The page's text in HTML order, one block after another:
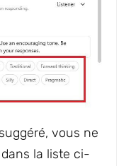
vous ne
la liste ci-